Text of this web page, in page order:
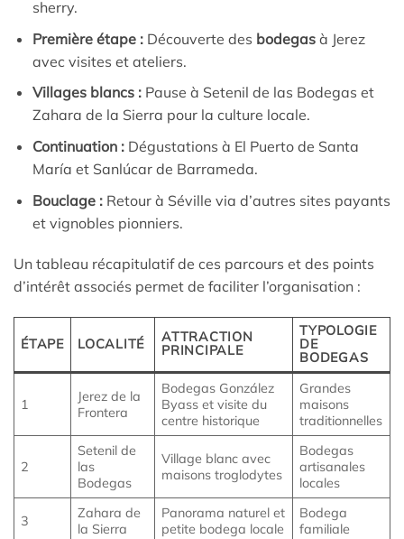
sherry.
Première étape :Découverte des bodegasà Jerez
avec visites et ateliers.
Villages blancs :Pause à Setenil de las Bodegas et
Zahara de la Sierra pour la culture locale.
Continuation :Dégustations à El Puerto de Santa
María et Sanlúcar de Barrameda.
Bouclage :Retour à Séville via d’autres sites payants
et vignobles pionniers.
Un tableau récapitulatif de ces parcours et des points
d’intérêt associés permet de faciliter l’organisation :
ÉTAPE LOCALITÉ
ATTRACTION
PRINCIPALE
TYPOLOGIE
DE
BODEGAS
1
Jerez de la
Frontera
Bodegas González
Byass et visite du
centre historique
Grandes
maisons
traditionnelles
2
Setenil de
las
Bodegas
Village blanc avec
maisons troglodytes
Bodegas
artisanales
locales
3
Zahara de
la Sierra
Panorama naturel et
petite bodega locale
Bodega
familiale